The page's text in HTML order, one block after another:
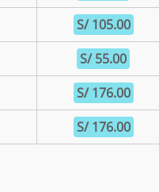
S/ 105.00
S/ 55.00
S/ 176.00
S/ 176.00